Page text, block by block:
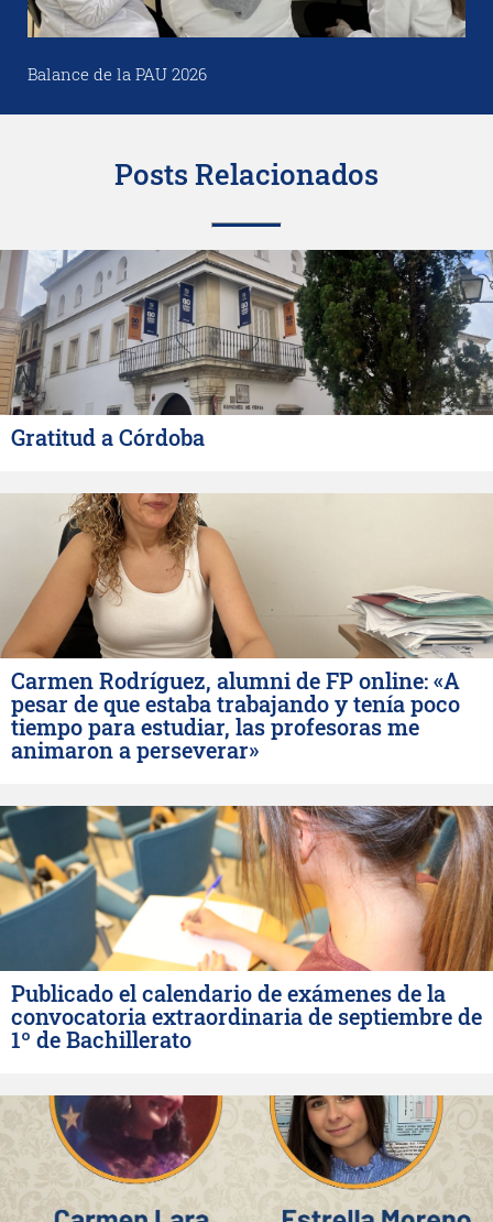
Balance de la PAU 2026
Posts Relacionados
Gratitud a Córdoba
Carmen Rodríguez, alumni de FP online: «A
pesar de que estaba trabajando y tenía poco
tiempo para estudiar, las profesoras me
animaron a perseverar»
Publicado el calendario de exámenes de la
convocatoria extraordinaria de septiembre de
1º de Bachillerato